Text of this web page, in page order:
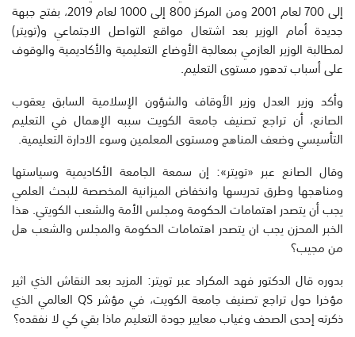
إلى 700 لعام 2001 ومن المركز 800 إلى 1000 لعام 2019، بفتح جبهة
جديدة أمام الوزير بعد اشتعال مواقع التواصل الاجتماعي و(تويتر)
لمطالبة الوزير العازمي بمعالجة الأوضاع التعليمية والأكاديمية والوقوف
على أسباب تدهور مستوى التعليم.
وأكد وزير العدل وزير الأوقاف والشؤون الإسلامية السابق يعقوب
الصانع، أن تراجع تصنيف جامعة الكويت سببه الإهمال في التعليم
التأسيسي وضعف المناهج ومستوى المعلمين وسوء الادارة التعليمية.
وقال الصانع عبر «تويتر»: إن سمعة الجامعة الأكاديمية وسياستها
ومناهجها وطرق تدريسها وانخفاض الميزانية المخصصة للبحث العلمي
يجب أن يتصدر اهتمامات الحكومة ومجلس الأمة والشعب الكويتي. هذا
الخبر المحزن يجب ان يتصدر اهتمامات الحكومة والمجلس والشعب هل
من مجيب؟
بدوره قال الدكتور فهد المكراد عبر تويتر: المزيد بعد النقاش الذي اثير
مؤخرا حول تراجع تصنيف جامعة الكويت، في مؤشر QS العالمي الذي
ذكرته إحدى الصحف وغياب معايير جودة التعليم ماذا بقي كي لا نفقده؟